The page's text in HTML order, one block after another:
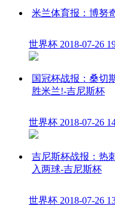
米兰体育报：博努
世界杯 2018-07-26
国冠杯战报：桑切
胜米兰!-吉尼斯杯
世界杯 2018-07-26
吉尼斯杯战报：热
入两球-吉尼斯杯
世界杯 2018-07-26